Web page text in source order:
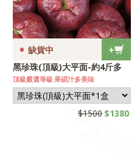
+
• 缺貨中
黑珍珠(頂級)大平面-約4斤多
頂級嚴選等級 果碩汁多美味
$1500 $1380